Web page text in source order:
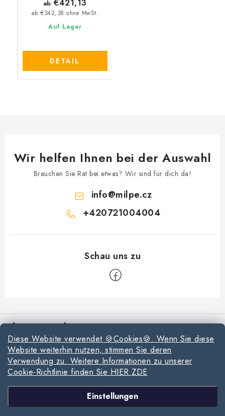
Diese Website verwendet 🍪Cookies🍪. Wenn Sie diese
Website weiterhin nutzen, stimmen Sie deren
Verwendung zu. Weitere Informationen zu unserer
Cookie-Richtlinie finden Sie HIER ZDE
Einstellungen
Auf Lager
ab €342,38 ohne MwSt.
ab €421,13
DETAIL
Wir helfen Ihnen bei der Auswahl
Brauchen Sie Rat bei etwas? Wir sind für dich da!
info@milpe.cz
+420721004004
u
ß Informationen für Sie
Reklamationen und Rücksendungen
Richtlinien zur Verwendung von Cookies
Datenschutzerklärung
Allgemeinen Geschäftsbedingungen
Wir akzeptieren online-Zahlungen